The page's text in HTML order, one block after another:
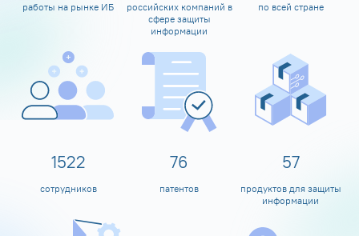
работы на рынке ИБ
российских компаний в
сфере защиты
информации
по всей стране
1600
сотрудников
80
патентов
60
продуктов для защиты
информации